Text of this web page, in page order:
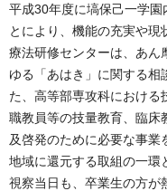
平成30年度に塙保己一学園
とにより、機能の充実や
療法研修センターは、あん
ゆる「あはき」に関する相
た、高等部専攻科における
職教員等の技量教育、臨床
及啓発のために必要な事業
地域に還元する取組の一環
視察当日も、卒業生の方が